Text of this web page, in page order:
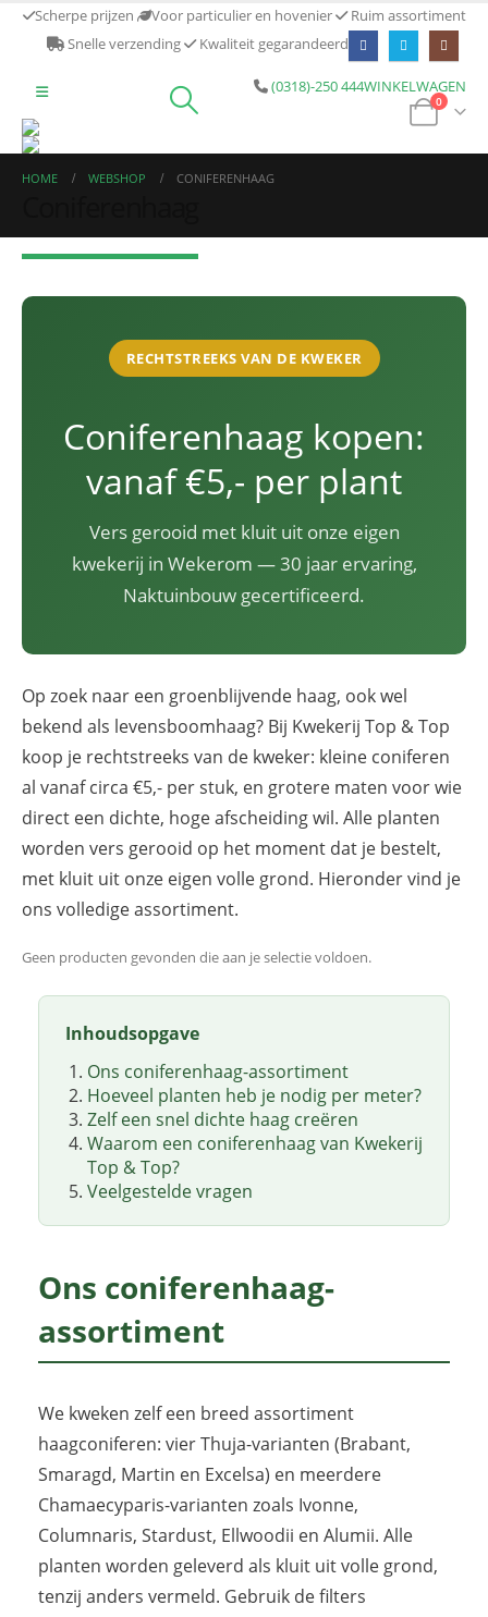
Scherpe prijzen Voor particulier en hovenier
Ruim assortiment
Snelle verzending
Kwaliteit gegarandeerd
(0318)-250 444WINKELWAGEN
0
HOME WEBSHOP CONIFERENHAAG
RECHTSTREEKS VAN DE KWEKER
Coniferenhaag kopen:
vanaf €5,- per plant
Vers gerooid met kluit uit onze eigen
kwekerij in Wekerom — 30 jaar ervaring,
Naktuinbouw gecertificeerd.
Op zoek naar een groenblijvende haag, ook wel
bekend als levensboomhaag? Bij Kwekerij Top & Top
koop je rechtstreeks van de kweker: kleine coniferen
al vanaf circa €5,- per stuk, en grotere maten voor wie
direct een dichte, hoge afscheiding wil. Alle planten
worden vers gerooid op het moment dat je bestelt,
met kluit uit onze eigen volle grond. Hieronder vind je
ons volledige assortiment.
Geen producten gevonden die aan je selectie voldoen.
Inhoudsopgave
Ons coniferenhaag-assortiment
Hoeveel planten heb je nodig per meter?
Zelf een snel dichte haag creëren
Waarom een coniferenhaag van Kwekerij
Top & Top?
Veelgestelde vragen
Ons coniferenhaag-
assortiment
We kweken zelf een breed assortiment
haagconiferen: vier Thuja-varianten (Brabant,
Smaragd, Martin en Excelsa) en meerdere
Chamaecyparis-varianten zoals Ivonne,
Columnaris, Stardust, Ellwoodii en Alumii. Alle
planten worden geleverd als kluit uit volle grond,
tenzij anders vermeld. Gebruik de filters